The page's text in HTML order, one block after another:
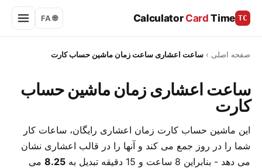
TC
Time
Card
Calculator
🌐 FA
صفحه اصلی › ساعت اعشاری ساعت زمان ماشین حساب کارت
ساعت اعشاری زمان ماشین حساب
کارت
این ماشین حساب کارت زمان اعشاری رایگان، ساعات کار
شما را در روز جمع می کند و آنها را در قالب اعشاری نشان
می دهد - بنابراین 8 ساعت و 15 دقیقه تبدیل به
8.25 می